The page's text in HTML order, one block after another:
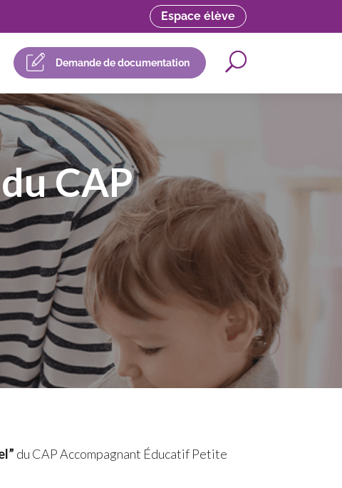
Espace élève
Demande de documentation
CAP
du CAP Accompagnant Éducatif Petite